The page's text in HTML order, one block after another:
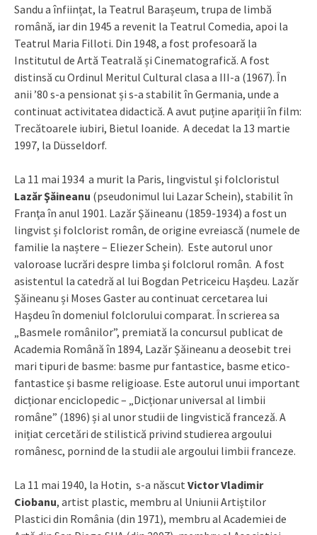
Sandu a înființat, la Teatrul Barașeum, trupa de limbă
română, iar din 1945 a revenit la Teatrul Comedia, apoi la
Teatrul Maria Filloti. Din 1948, a fost profesoară la
Institutul de Artă Teatrală și Cinematografică. A fost
distinsă cu Ordinul Meritul Cultural clasa a III-a (1967). În
anii ’80 s-a pensionat și s-a stabilit în Germania, unde a
continuat activitatea didactică. A avut puține apariții în film:
Trecătoarele iubiri, Bietul Ioanide. A decedat la 13 martie
1997, la Düsseldorf.
La 11 mai 1934 a murit la Paris, lingvistul şi folcloristul
Lazăr Şăineanu (pseudonimul lui Lazar Schein), stabilit în
Franţa în anul 1901. Lazăr Șăineanu (1859-1934) a fost un
lingvist și folclorist român, de origine evreiască (numele de
familie la naștere – Eliezer Schein). Este autorul unor
valoroase lucrări despre limba şi folclorul român. A fost
asistentul la catedră al lui Bogdan Petriceicu Haşdeu. Lazăr
Șăineanu și Moses Gaster au continuat cercetarea lui
Haşdeu în domeniul folclorului comparat. În scrierea sa
„Basmele românilor”, premiată la concursul publicat de
Academia Română în 1894, Lazăr Șăineanu a deosebit trei
mari tipuri de basme: basme pur fantastice, basme etico-
fantastice și basme religioase. Este autorul unui important
dicționar enciclopedic – „Dicționar universal al limbii
române” (1896) și al unor studii de lingvistică franceză. A
inițiat cercetări de stilistică privind studierea argoului
românesc, pornind de la studii ale argoului limbii franceze.
La 11 mai 1940, la Hotin, s-a născut Victor Vladimir
Ciobanu, artist plastic, membru al Uniunii Artiștilor
Plastici din România (din 1971), membru al Academiei de